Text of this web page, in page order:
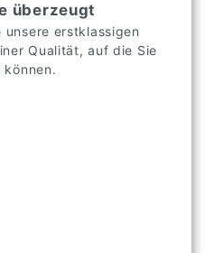
überzeugt
unsere erstklassigen
Qualität, auf die Sie
können.